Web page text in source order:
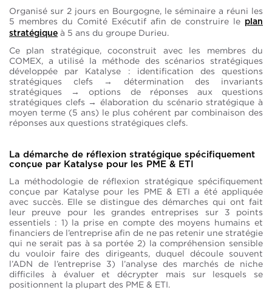
Organisé sur 2 jours en Bourgogne, le séminaire a réuni les
5 membres du Comité Exécutif afin de construire le plan
stratégique à 5 ans du groupe Durieu.
Ce plan stratégique, coconstruit avec les membres du
COMEX, a utilisé la méthode des scénarios stratégiques
développée par Katalyse : identification des questions
stratégiques clefs → détermination des invariants
stratégiques → options de réponses aux questions
stratégiques clefs → élaboration du scénario stratégique à
moyen terme (5 ans) le plus cohérent par combinaison des
réponses aux questions stratégiques clefs.
La démarche de réflexion stratégique spécifiquement
conçue par Katalyse pour les PME & ETI
La méthodologie de réflexion stratégique spécifiquement
conçue par Katalyse pour les PME & ETI a été appliquée
avec succès. Elle se distingue des démarches qui ont fait
leur preuve pour les grandes entreprises sur 3 points
essentiels : 1) la prise en compte des moyens humains et
financiers de l’entreprise afin de ne pas retenir une stratégie
qui ne serait pas à sa portée 2) la compréhension sensible
du vouloir faire des dirigeants, duquel découle souvent
l’ADN de l’entreprise 3) l’analyse des marchés de niche
difficiles à évaluer et décrypter mais sur lesquels se
positionnent la plupart des PME & ETI.